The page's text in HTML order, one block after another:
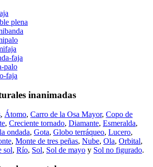
plena
faja
palo
faja
inanimadas
, Átomo, Carro de la Osa Mayor, Copo de
, Creciente tornado, Diamante, Esmeralda,
ondada, Gota, Globo terráqueo, Lucero,
, Monte de tres peñas, Nube, Ola, Orbital,
sol, Río, Sol, Sol de mayo y Sol no figurado.